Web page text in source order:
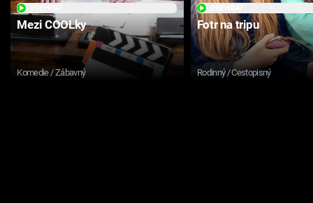
Mezi COOLky
Komedie / Zábavný
Fotr na tripu
Rodinný / Cestopisný